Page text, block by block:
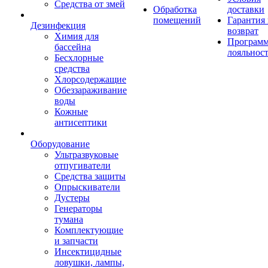
Средства от змей
Дезинфекция
Химия для
бассейна
Бесхлорные
средства
Хлорсодержащие
Обеззараживание
воды
Кожные
антисептики
Оборудование
Ультразвуковые
отпугиватели
Средства защиты
Опрыскиватели
Дустеры
Генераторы
тумана
Комплектующие
и запчасти
Инсектицидные
ловушки, лампы,
Обработка
помещений
доставки
Гарантия
возврат